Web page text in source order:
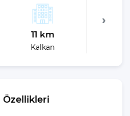
11 km
Kalkan
Özellikleri